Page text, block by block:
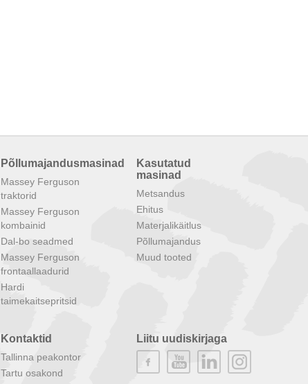
Põllumajandusmasinad
Massey Ferguson
traktorid
Massey Ferguson
kombainid
Dal-bo seadmed
Massey Ferguson
frontaallaadurid
Hardi
taimekaitsepritsid
Kasutatud
masinad
Metsandus
Ehitus
Materjalikäitlus
Põllumajandus
Muud tooted
Kontaktid
Tallinna peakontor
Tartu osakond
Liitu uudiskirjaga